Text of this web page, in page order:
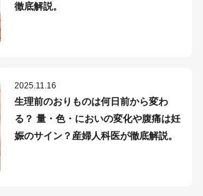
徹底解説。
2025.11.16
生理前のおりものは何日前から変わ
る？ 量・色・においの変化や腹痛は妊
娠のサイン？産婦人科医が徹底解説。